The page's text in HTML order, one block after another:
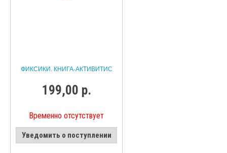
ФИКСИКИ. КНИГА-АКТИВИТИС
199,00 р.
Временно отсутствует
Уведомить о поступлении